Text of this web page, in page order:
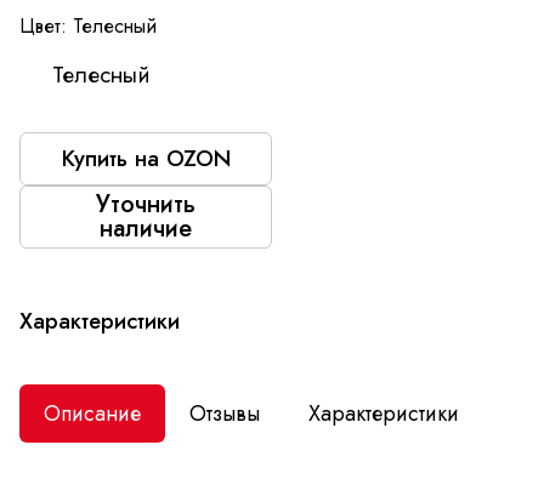
Цвет: Телесный
Телесный
Купить на OZON
Уточнить
наличие
Характеристики
Описание Отзывы Характеристики